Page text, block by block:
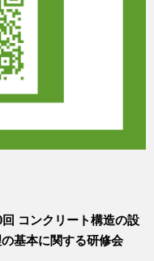
回 コンクリート構造の設
基本に関する研修会